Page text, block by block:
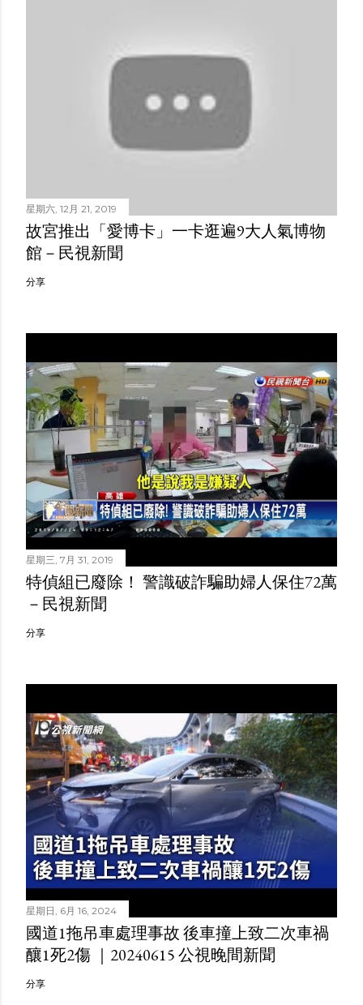
星期六, 12月 21, 2019
故宮推出「愛博卡」一卡逛遍9大人氣博物
館－民視新聞
分享
星期三, 7月 31, 2019
特偵組已廢除！ 警識破詐騙助婦人保住72萬
－民視新聞
分享
星期日, 6月 16, 2024
國道1拖吊車處理事故 後車撞上致二次車禍
釀1死2傷 ｜20240615 公視晚間新聞
分享